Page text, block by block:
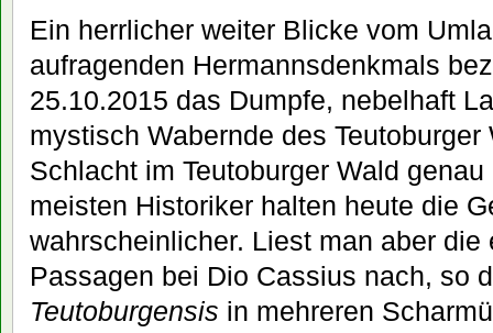
Ein herrlicher weiter Blicke vom
aufragenden Hermannsdenkmals
25.10.2015 das Dumpfe, nebelhaft
mystisch Wabernde des
Schlacht im Teutoburger Wald
meisten Historiker halten heute die
wahrscheinlicher. Liest man aber die
Passagen bei Dio Cassius nach, so
Teutoburgensis in mehreren